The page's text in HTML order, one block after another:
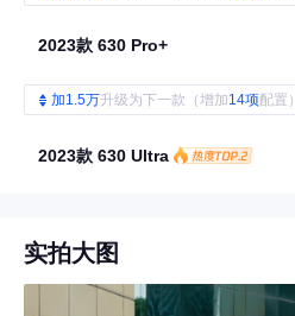
2023款 630 Pro+
加1.5万升级为下一款（增加14项配置）
2023款 630 Ultra
实拍大图